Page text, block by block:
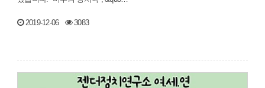
2019-12-06 3083